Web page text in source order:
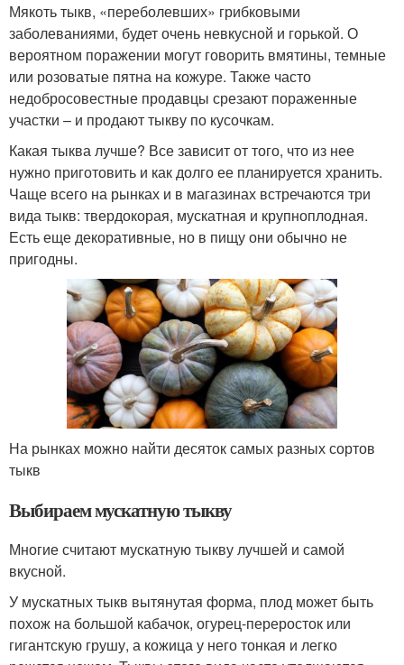
Мякоть тыкв, «переболевших» грибковыми
заболеваниями, будет очень невкусной и горькой. О
вероятном поражении могут говорить вмятины, темные
или розоватые пятна на кожуре. Также часто
недобросовестные продавцы срезают пораженные
участки – и продают тыкву по кусочкам.
Какая тыква лучше? Все зависит от того, что из нее
нужно приготовить и как долго ее планируется хранить.
Чаще всего на рынках и в магазинах встречаются три
вида тыкв: твердокорая, мускатная и крупноплодная.
Есть еще декоративные, но в пищу они обычно не
пригодны.
На рынках можно найти десяток самых разных сортов
тыкв
Выбираем мускатную тыкву
Многие считают мускатную тыкву лучшей и самой
вкусной.
У мускатных тыкв вытянутая форма, плод может быть
похож на большой кабачок, огурец-переросток или
гигантскую грушу, а кожица у него тонкая и легко